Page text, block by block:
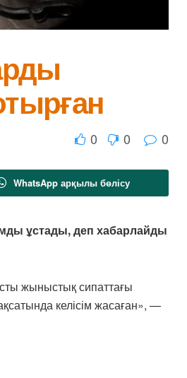
0 0 0
WhatsApp арқылы бөлісу
ұстады, деп хабарлайды
жыныстық сипаттағы
келісім жасаған», —